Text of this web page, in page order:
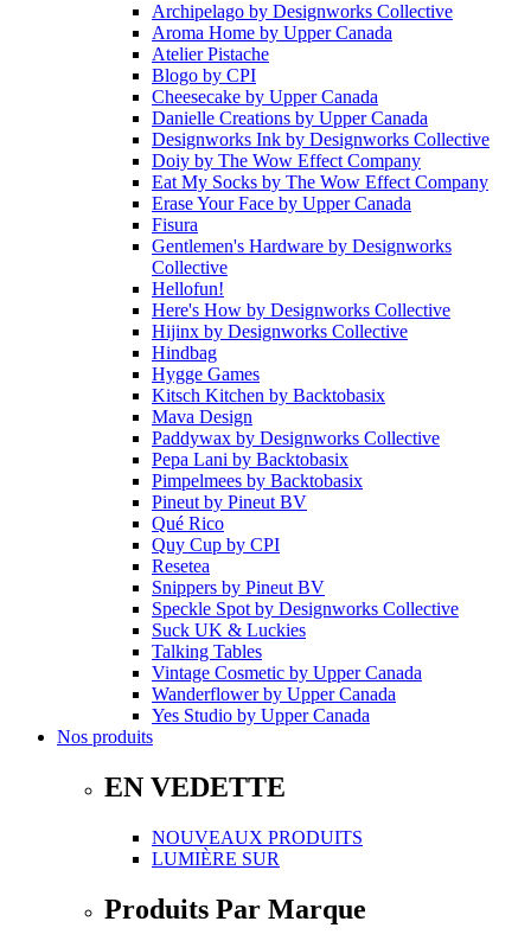
Archipelago by Designworks Collective
Aroma Home by Upper Canada
Atelier Pistache
Blogo by CPI
Cheesecake by Upper Canada
Danielle Creations by Upper Canada
Designworks Ink by Designworks Collective
Doiy by The Wow Effect Company
Eat My Socks by The Wow Effect Company
Erase Your Face by Upper Canada
Fisura
Gentlemen's Hardware by Designworks
Collective
Hellofun!
Here's How by Designworks Collective
Hijinx by Designworks Collective
Hindbag
Hygge Games
Kitsch Kitchen by Backtobasix
Mava Design
Paddywax by Designworks Collective
Pepa Lani by Backtobasix
Pimpelmees by Backtobasix
Pineut by Pineut BV
Qué Rico
Quy Cup by CPI
Resetea
Snippers by Pineut BV
Speckle Spot by Designworks Collective
Suck UK & Luckies
Talking Tables
Vintage Cosmetic by Upper Canada
Wanderflowerby Upper Canada
Yes Studio by Upper Canada
Nos produits
EN VEDETTE
NOUVEAUX PRODUITS
LUMIÈRE SUR
Produits Par Marque